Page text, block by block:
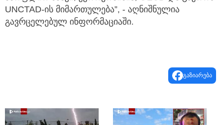
UNCTAD-ის მიმართულება”, - აღნიშნულია
გავრცელებულ ინფორმაციაში.
გაზიარება